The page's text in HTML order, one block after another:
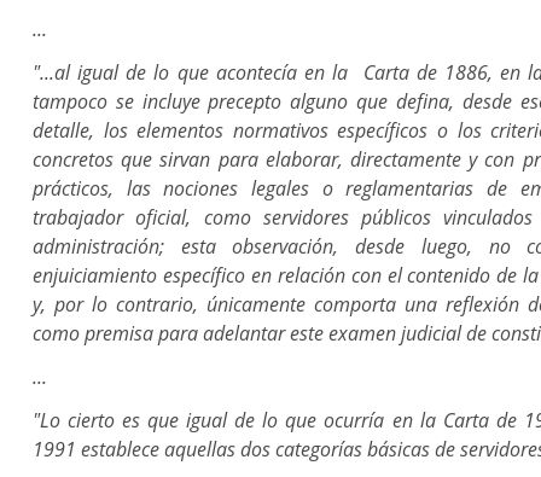
...
"...al igual de lo que acontecía en la Carta de 1886, en
tampoco se incluye precepto alguno que defina, desde
detalle, los elementos normativos específicos o los
concretos que sirvan para elaborar, directamente y con
prácticos, las nociones legales o reglamentarias de
trabajador oficial, como servidores públicos
administración; esta observación, desde luego, no
enjuiciamiento específico en relación con el contenido de
y, por lo contrario, únicamente comporta una reflexión
como premisa para adelantar este examen judicial de
...
"Lo cierto es que igual de lo que ocurría en la Carta de
1991 establece aquellas dos categorías básicas de